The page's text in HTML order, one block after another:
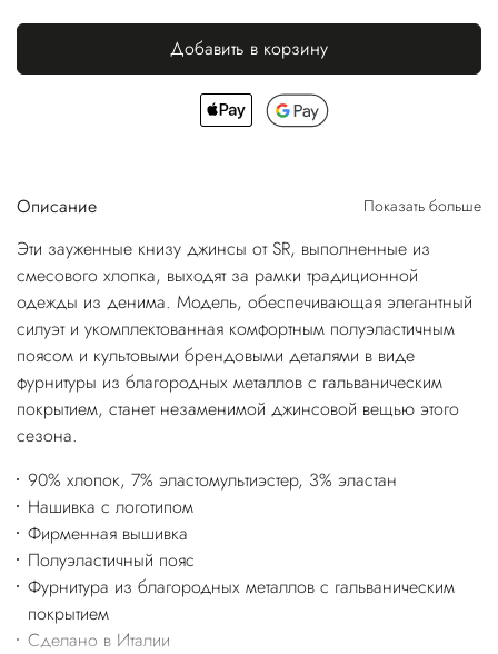
Добавить в корзину
Описание Показать больше
Эти зауженные книзу джинсы от SR, выполненные из
смесового хлопка, выходят за рамки традиционной
одежды из денима. Модель, обеспечивающая элегантный
силуэт и укомплектованная комфортным полуэластичным
поясом и культовыми брендовыми деталями в виде
фурнитуры из благородных металлов с гальваническим
покрытием, станет незаменимой джинсовой вещью этого
сезона.
90% хлопок, 7% эластомультиэстер, 3% эластан
Нашивка с логотипом
Фирменная вышивка
Полуэластичный пояс
Фурнитура из благородных металлов с гальваническим
покрытием
Сделано в Италии